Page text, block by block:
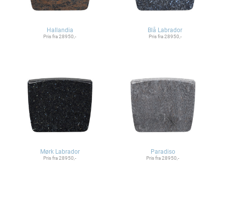
Hallandia
Pris fra 28950,-
Blå Labrador
Pris fra 28950,-
Mørk Labrador
Pris fra 28950,-
Paradiso
Pris fra 28950,-